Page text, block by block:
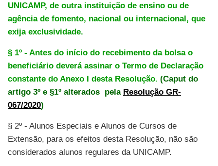
UNICAMP, de outra instituição de ensino ou de
agência de fomento, nacional ou internacional, que
exija exclusividade.
§ 1º - Antes do início do recebimento da bolsa o
beneficiário deverá assinar o Termo de Declaração
constante do Anexo I desta Resolução. (Caput do
artigo 3º e §1º alterados pela Resolução GR-
067/2020)
§ 2º - Alunos Especiais e Alunos de Cursos de
Extensão, para os efeitos desta Resolução, não são
considerados alunos regulares da UNICAMP.